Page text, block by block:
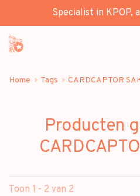
Specialist in KPOP,
Home Tags CARDCAPTOR
Producten
Toon 1 - 2 van 2